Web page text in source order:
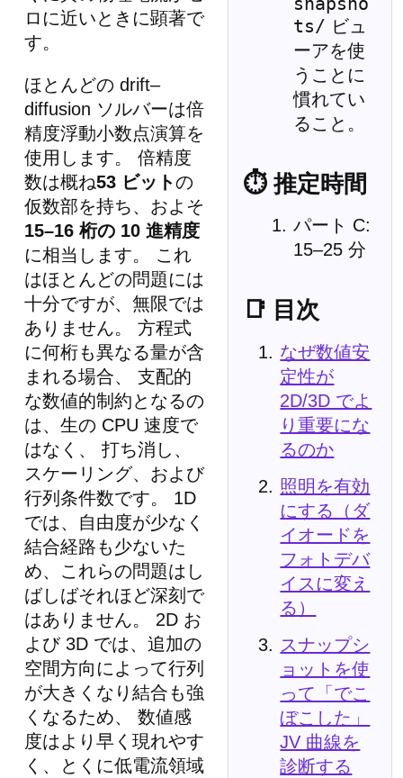
ts/ ビュ
ーアを使
うことに
慣れてい
ること。
⏱ 推定時間
パート C:
15–25 分
📑 目次
なぜ数値安
定性が
2D/3D でよ
り重要にな
るのか
照明を有効
にする（ダ
イオードを
フォトデバ
イスに変え
る）
スナップシ
ョットを使
って「でこ
ぼこした」
JV 曲線を
診断する
ロに近いときに顕著で
す。
ほとんどの drift–
diffusion ソルバーは倍
精度浮動小数点演算を
使用します。 倍精度
数は概ね53 ビットの
仮数部を持ち、およそ
15–16 桁の 10 進精度
に相当します。 これ
はほとんどの問題には
十分ですが、無限では
ありません。 方程式
に何桁も異なる量が含
まれる場合、 支配的
な数値的制約となるの
は、生の CPU 速度で
はなく、 打ち消し、
スケーリング、および
行列条件数です。 1D
では、自由度が少なく
結合経路も少ないた
め、これらの問題はし
ばしばそれほど深刻で
はありません。 2D お
よび 3D では、追加の
空間方向によって行列
が大きくなり結合も強
くなるため、 数値感
度はより早く現れやす
く、とくに低電流領域